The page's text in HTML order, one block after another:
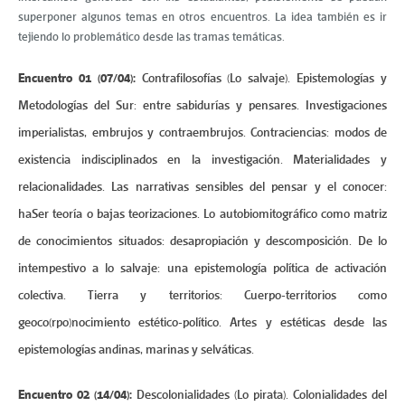
superponer algunos temas en otros encuentros. La idea también es ir
tejiendo lo problemático desde las tramas temáticas.
Encuentro 01 (07/04):Contrafilosofías (Lo salvaje). Epistemologías y
Metodologías del Sur: entre sabidurías y pensares. Investigaciones
imperialistas, embrujos y contraembrujos. Contraciencias: modos de
existencia indisciplinados en la investigación. Materialidades y
relacionalidades. Las narrativas sensibles del pensar y el conocer:
haSer teoría o bajas teorizaciones. Lo autobiomitográfico como matriz
de conocimientos situados: desapropiación y descomposición. De lo
intempestivo a lo salvaje: una epistemología política de activación
colectiva. Tierra y territorios: Cuerpo-territorios como
geoco(rpo)nocimiento estético-político. Artes y estéticas desde las
epistemologías andinas, marinas y selváticas.
Encuentro 02 (14/04): Descolonialidades (Lo pirata). Colonialidades del